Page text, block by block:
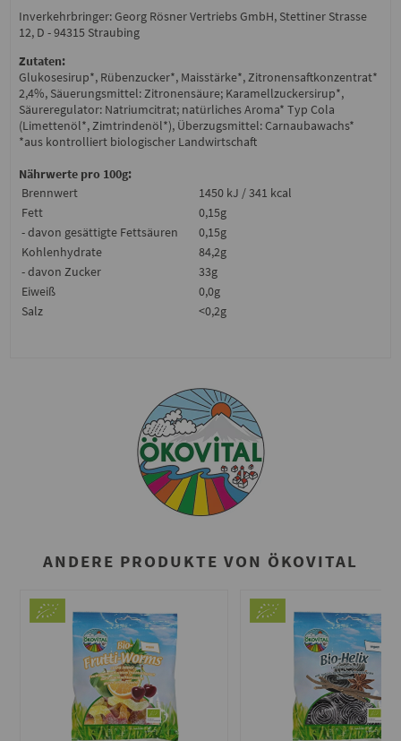
Inverkehrbringer: Georg Rösner Vertriebs GmbH, Stettiner Strasse
12, D - 94315 Straubing
Zutaten:
Glukosesirup*, Rübenzucker*, Maisstärke*, Zitronensaftkonzentrat*
2,4%, Säuerungsmittel: Zitronensäure; Karamellzuckersirup*,
Säureregulator: Natriumcitrat; natürliches Aroma* Typ Cola
(Limettenöl*, Zimtrindenöl*), Überzugsmittel: Carnaubawachs*
*aus kontrolliert biologischer Landwirtschaft
Nährwerte pro 100g:
Brennwert
1450 kJ / 341 kcal
Fett
0,15g
- davon gesättigte Fettsäuren
0,15g
Kohlenhydrate
84,2g
- davon Zucker
33g
Eiweiß
0,0g
Salz
<0,2g
ANDERE PRODUKTE VON ÖKOVITAL